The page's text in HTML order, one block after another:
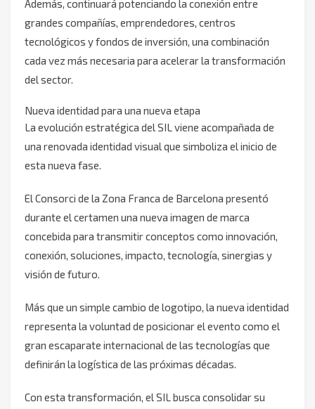
Además, continuará potenciando la conexión entre
grandes compañías, emprendedores, centros
tecnológicos y fondos de inversión, una combinación
cada vez más necesaria para acelerar la transformación
del sector.
Nueva identidad para una nueva etapa
La evolución estratégica del SIL viene acompañada de
una renovada identidad visual que simboliza el inicio de
esta nueva fase.
El Consorci de la Zona Franca de Barcelona presentó
durante el certamen una nueva imagen de marca
concebida para transmitir conceptos como innovación,
conexión, soluciones, impacto, tecnología, sinergias y
visión de futuro.
Más que un simple cambio de logotipo, la nueva identidad
representa la voluntad de posicionar el evento como el
gran escaparate internacional de las tecnologías que
definirán la logística de las próximas décadas.
Con esta transformación, el SIL busca consolidar su